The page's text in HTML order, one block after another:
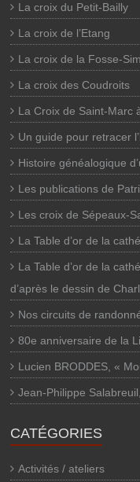
La croix du Petit-Bailly
La croix de l’Etang
La croix de la Fosse-
La croix des Coudroits
La Croix de Saint-Marc
Un guide pour retracer
Histoire généalogique
Les publications de
Les croix de Sépeaux-
La Table d’or de la
La Table d’or de la
d’après le dessin de
Nos circuits de
80e anniversaire de la
Lucien BRODDES, «
Jean-Philippe
CATÉGORIES
Activités / ateliers